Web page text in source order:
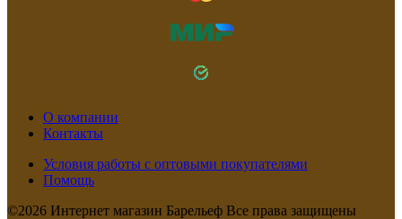
О компании
Контакты
Условия работы с оптовыми покупателями
Помощь
©2026 Интернет магазин Барельеф Все права защищены